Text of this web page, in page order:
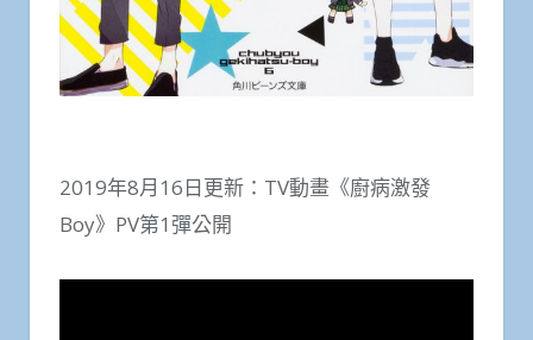
2019年8月16日更新：TV動畫《廚病激發
Boy》PV第1彈公開